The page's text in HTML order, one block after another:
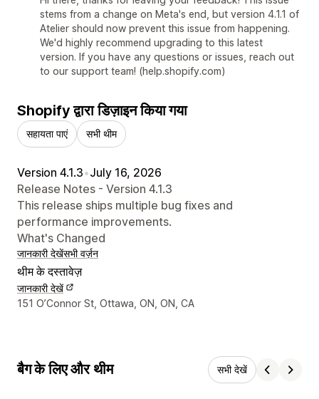
stems from a change on Meta's end, but version 4.1.1 of
Atelier should now prevent this issue from happening.
We'd highly recommend upgrading to this latest
version. If you have any questions or issues, reach out
to our support team! (help.shopify.com)
Shopify द्वारा डिज़ाइन किया गया
सहायता पाएं सभी थीम
Version 4.1.3•July 16, 2026
Release Notes - Version 4.1.3
This release ships multiple bug fixes and
performance improvements.
What's Changed
जानकारी देखेंसभी वर्ज़न
थीम के दस्तावेज़
जानकारी देखें
डिज़ाइनर के संपर्क की जानकारी
151 O’Connor St, Ottawa, ON, ON, CA
बैग के लिए और थीम सभी देखें